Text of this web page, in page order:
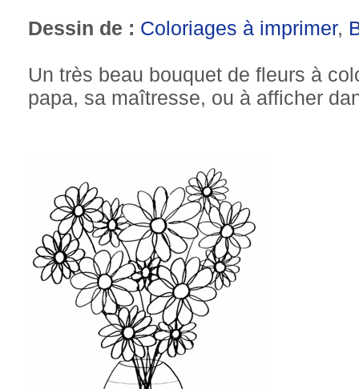
Dessin de : Coloriages à imprimer,
Un très beau bouquet de fleurs à
papa, sa maîtresse, ou à afficher